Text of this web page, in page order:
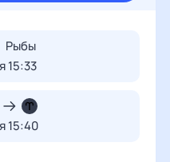
Рыбы
15:33
15:40